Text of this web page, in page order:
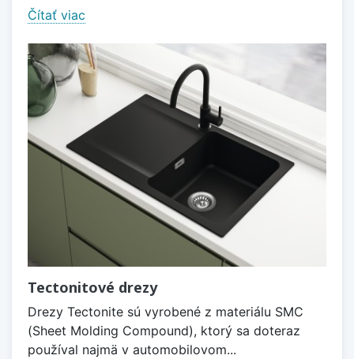
Čítať viac
Tectonitové drezy
Drezy Tectonite sú vyrobené z materiálu SMC
(Sheet Molding Compound), ktorý sa doteraz
používal najmä v automobilovom...